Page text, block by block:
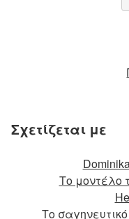
Σχετίζεται με
Το μοντέλο
Το